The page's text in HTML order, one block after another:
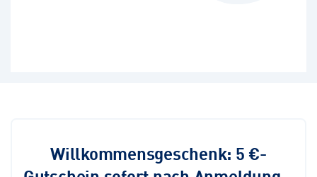
Willkommensgeschenk: 5 €-